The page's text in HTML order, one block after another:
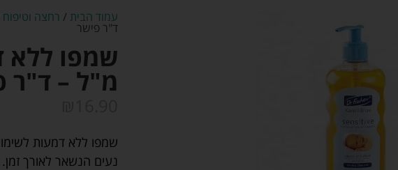
עמוד הבית / רחצה וטיפוח
ד"ר פישר
מ"ל – ד"ר
שמפו ללא דמעות
נעים הנשאר לאורך